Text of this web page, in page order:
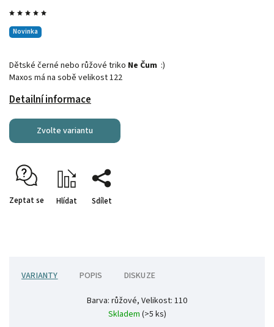
Novinka
Dětské černé nebo růžové triko Ne Čum :)
Maxos má na sobě velikost 122
Detailní informace
Zvolte variantu
Zeptat se Hlídat Sdílet
VARIANTY POPIS DISKUZE
Barva: růžové, Velikost: 110
Skladem (>5 ks)